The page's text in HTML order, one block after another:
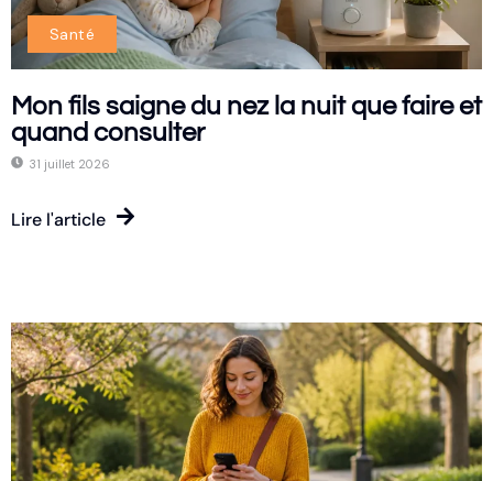
Santé
Mon fils saigne du nez la nuit que faire et
quand consulter
31 juillet 2026
Lire l'article